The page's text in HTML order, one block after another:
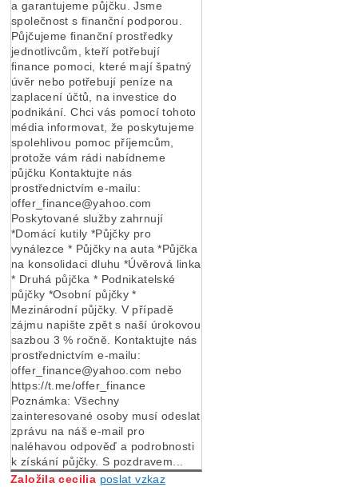
a garantujeme půjčku. Jsme
společnost s finanční podporou.
Půjčujeme finanční prostředky
jednotlivcům, kteří potřebují
finance pomoci, které mají špatný
úvěr nebo potřebují peníze na
zaplacení účtů, na investice do
podnikání. Chci vás pomocí tohoto
média informovat, že poskytujeme
spolehlivou pomoc příjemcům,
protože vám rádi nabídneme
půjčku Kontaktujte nás
prostřednictvím e-mailu:
offer_finance@yahoo.com
Poskytované služby zahrnují
*Domácí kutily *Půjčky pro
vynálezce * Půjčky na auta *Půjčka
na konsolidaci dluhu *Úvěrová linka
* Druhá půjčka * Podnikatelské
půjčky *Osobní půjčky *
Mezinárodní půjčky. V případě
zájmu napište zpět s naší úrokovou
sazbou 3 % ročně. Kontaktujte nás
prostřednictvím e-mailu:
offer_finance@yahoo.com nebo
https://t.me/offer_finance
Poznámka: Všechny
zainteresované osoby musí odeslat
zprávu na náš e-mail pro
naléhavou odpověď a podrobnosti
k získání půjčky. S pozdravem...
Založila cecilia poslat vzkaz